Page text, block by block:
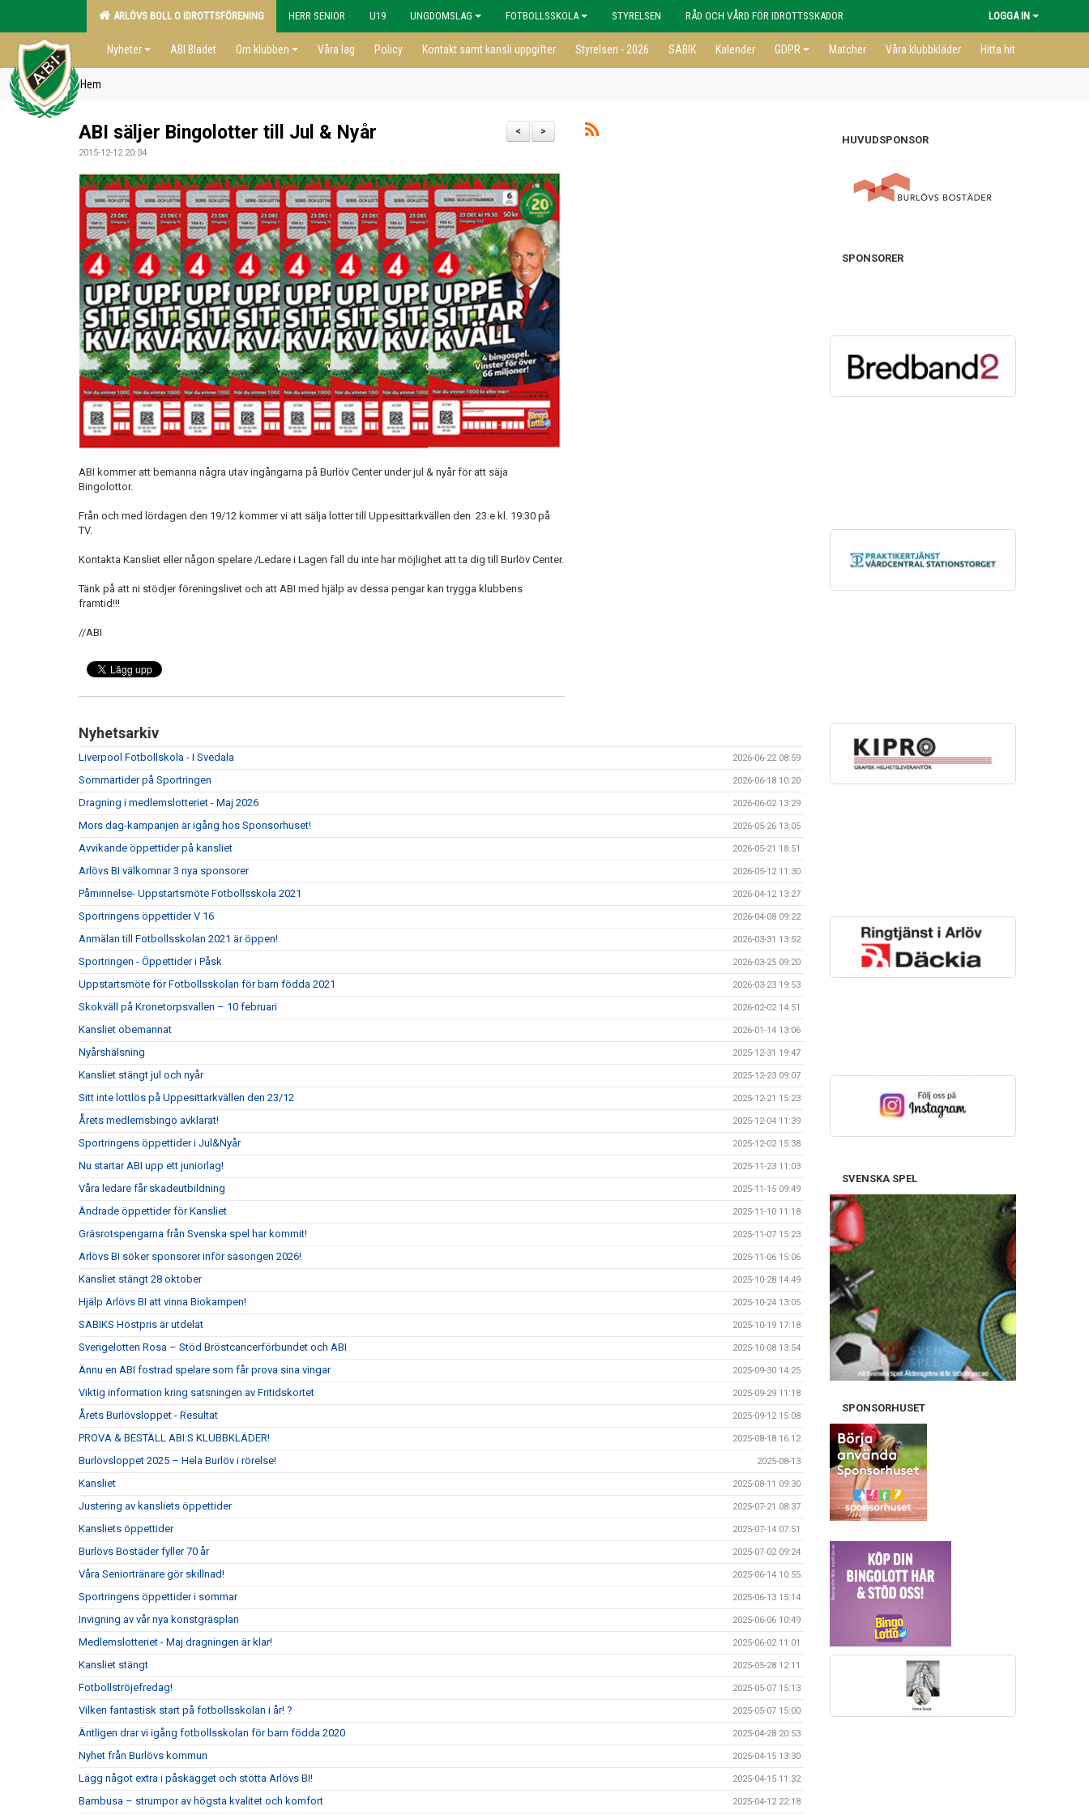
ARLÖVS BOLL O IDROTTSFÖRENING HERR SENIOR U19 UNGDOMSLAG FOTBOLLSSKOLA STYRELSEN RÅD OCH VÅRD FÖR IDROTTSSKADOR LOGGA IN
Nyheter ABI Bladet Om klubben Våra lag Policy Kontakt samt kansli uppgifter Styrelsen - 2026 SABIK Kalender GDPR Matcher Våra klubbkläder Hitta hit
Hem
>
<
ABI säljer Bingolotter till Jul & Nyår
2015-12-12 20:34
ABI kommer att bemanna några utav ingångarna på Burlöv Center under jul & nyår för att säja
Bingolottor.
Från och med lördagen den 19/12 kommer vi att sälja lotter till Uppesittarkvällen den 23:e kl. 19:30 på
TV.
Kontakta Kansliet eller någon spelare /Ledare i Lagen fall du inte har möjlighet att ta dig till Burlöv Center.
Tänk på att ni stödjer föreningslivet och att ABI med hjälp av dessa pengar kan trygga klubbens
framtid!!!
//ABI
Nyhetsarkiv
Liverpool Fotbollskola - I Svedala 2026-06-22 08:59
Sommartider på Sportringen 2026-06-18 10:20
Dragning i medlemslotteriet - Maj 2026 2026-06-02 13:29
Mors dag-kampanjen är igång hos Sponsorhuset! 2026-05-26 13:05
Avvikande öppettider på kansliet 2026-05-21 18:51
Arlövs BI välkomnar 3 nya sponsorer 2026-05-12 11:30
Påminnelse- Uppstartsmöte Fotbollsskola 2021 2026-04-12 13:27
Sportringens öppettider V 16 2026-04-08 09:22
Anmälan till Fotbollsskolan 2021 är öppen! 2026-03-31 13:52
Sportringen - Öppettider i Påsk 2026-03-25 09:20
Uppstartsmöte för Fotbollsskolan för barn födda 2021 2026-03-23 19:53
Skokväll på Kronetorpsvallen – 10 februari 2026-02-02 14:51
Kansliet obemannat 2026-01-14 13:06
Nyårshälsning 2025-12-31 19:47
Kansliet stängt jul och nyår 2025-12-23 09:07
Sitt inte lottlös på Uppesittarkvällen den 23/12 2025-12-21 15:23
Årets medlemsbingo avklarat! 2025-12-04 11:39
Sportringens öppettider i Jul&Nyår 2025-12-02 15:38
Nu startar ABI upp ett juniorlag! 2025-11-23 11:03
Våra ledare får skadeutbildning 2025-11-15 09:49
Ändrade öppettider för Kansliet 2025-11-10 11:18
Gräsrotspengarna från Svenska spel har kommit! 2025-11-07 15:23
Arlövs BI söker sponsorer inför säsongen 2026! 2025-11-06 15:06
Kansliet stängt 28 oktober 2025-10-28 14:49
Hjälp Arlövs BI att vinna Biokampen! 2025-10-24 13:05
SABIKS Höstpris är utdelat 2025-10-19 17:18
Sverigelotten Rosa – Stöd Bröstcancerförbundet och ABI 2025-10-08 13:54
Ännu en ABI fostrad spelare som får prova sina vingar 2025-09-30 14:25
Viktig information kring satsningen av Fritidskortet 2025-09-29 11:18
Årets Burlövsloppet - Resultat 2025-09-12 15:08
PROVA & BESTÄLL ABI:S KLUBBKLÄDER! 2025-08-18 16:12
Burlövsloppet 2025 – Hela Burlöv i rörelse! 2025-08-13
Kansliet 2025-08-11 09:30
Justering av kansliets öppettider 2025-07-21 08:37
Kansliets öppettider 2025-07-14 07:51
Burlövs Bostäder fyller 70 år 2025-07-02 09:24
Våra Seniortränare gör skillnad! 2025-06-14 10:55
Sportringens öppettider i sommar 2025-06-13 15:14
Invigning av vår nya konstgräsplan 2025-06-06 10:49
Medlemslotteriet - Maj dragningen är klar! 2025-06-02 11:01
Kansliet stängt 2025-05-28 12:11
Fotbollströjefredag! 2025-05-07 15:13
Vilken fantastisk start på fotbollsskolan i år! ? 2025-05-07 15:00
Äntligen drar vi igång fotbollsskolan för barn födda 2020 2025-04-28 20:53
Nyhet från Burlövs kommun 2025-04-15 13:30
Lägg något extra i påskägget och stötta Arlövs BI! 2025-04-15 11:32
Bambusa – strumpor av högsta kvalitet och komfort 2025-04-12 22:18
HUVUDSPONSOR
SPONSORER
SVENSKA SPEL
SPONSORHUSET